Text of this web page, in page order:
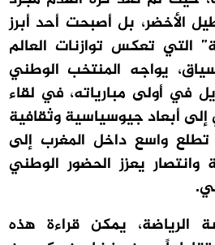
الأخضر، بل أصبحت أحد أبرز
التي تعكس توازنات العالم
يواجه المنتخب الوطني
في أولى مبارياته، في لقاء
إلى أبعاد جيوسياسية وثقافية
تطلع واسع داخل المغرب إلى
وانتصار يعزز الحضور الوطني
الرياضة، يمكن قراءة هذه